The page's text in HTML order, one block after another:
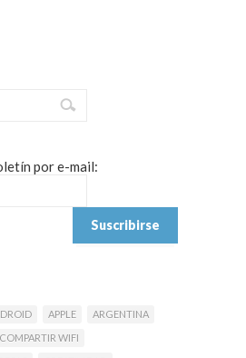
por e-mail:
APPLE
ARGENTINA
COMPARTIR WIFI